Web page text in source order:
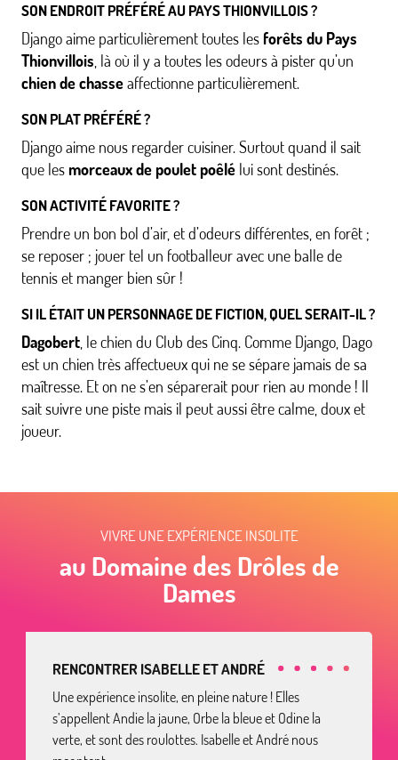
SON ENDROIT PRÉFÉRÉ AU PAYS THIONVILLOIS ?
Django aime particulièrement toutes les forêts du Pays
Thionvillois , là où il y a toutes les odeurs à pister qu’un
chien de chasseaffectionne particulièrement.
SON PLAT PRÉFÉRÉ ?
Django aime nous regarder cuisiner. Surtout quand il sait
que lesmorceaux de poulet poêlé lui sont destinés.
SON ACTIVITÉ FAVORITE ?
Prendre un bon bol d’air, et d’odeurs différentes, en forêt ;
se reposer ; jouer tel un footballeur avec une balle de
tennis et manger bien sûr !
SI IL ÉTAIT UN PERSONNAGE DE FICTION, QUEL SERAIT-IL ?
Dagobert , le chien du Club des Cinq. Comme Django, Dago
est un chien très affectueux qui ne se sépare jamais de sa
maîtresse. Et on ne s’en séparerait pour rien au monde ! Il
sait suivre une piste mais il peut aussi être calme, doux et
joueur.
VIVRE UNE EXPÉRIENCE INSOLITE
au Domaine des Drôles de
Dames
RENCONTRER ISABELLE ET ANDRÉ
Une expérience insolite, en pleine nature ! Elles
s’appellent Andie la jaune, Orbe la bleue et Odine la
verte, et sont des roulottes. Isabelle et André nous